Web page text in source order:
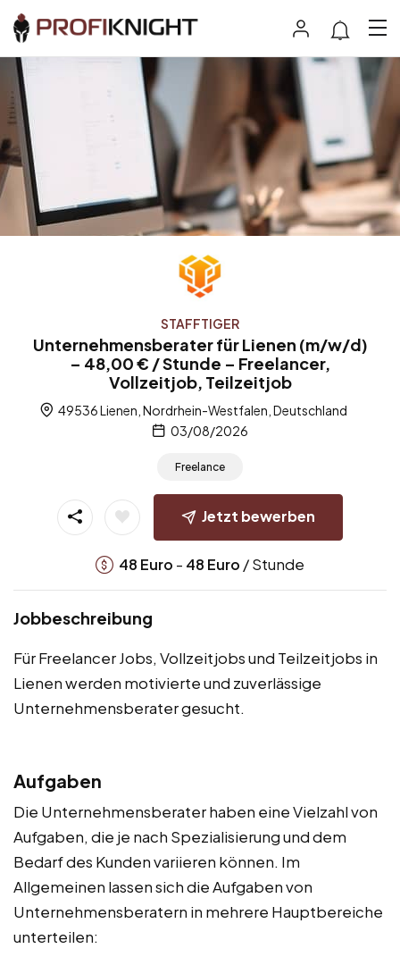
STAFFTIGER
Unternehmensberater für Lienen (m/w/d)
– 48,00 € / Stunde – Freelancer,
Vollzeitjob, Teilzeitjob
49536 Lienen, Nordrhein-Westfalen, Deutschland
03/08/2026
Freelance
Jetzt bewerben
48 Euro - 48 Euro / Stunde
Jobbeschreibung
Für Freelancer Jobs, Vollzeitjobs und Teilzeitjobs in
Lienen werden motivierte und zuverlässige
Unternehmensberater gesucht.
Aufgaben
Die Unternehmensberater haben eine Vielzahl von
Aufgaben, die je nach Spezialisierung und dem
Bedarf des Kunden variieren können. Im
Allgemeinen lassen sich die Aufgaben von
Unternehmensberatern in mehrere Hauptbereiche
unterteilen: